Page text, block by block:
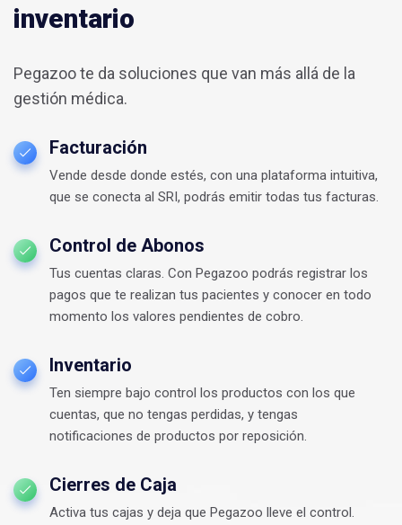
inventario
Pegazoo te da soluciones que van más allá de la
gestión médica.
Facturación
Vende desde donde estés, con una plataforma intuitiva,
que se conecta al SRI, podrás emitir todas tus facturas.
Control de Abonos
Tus cuentas claras. Con Pegazoo podrás registrar los
pagos que te realizan tus pacientes y conocer en todo
momento los valores pendientes de cobro.
Inventario
Ten siempre bajo control los productos con los que
cuentas, que no tengas perdidas, y tengas
notificaciones de productos por reposición.
Cierres de Caja
Activa tus cajas y deja que Pegazoo lleve el control.